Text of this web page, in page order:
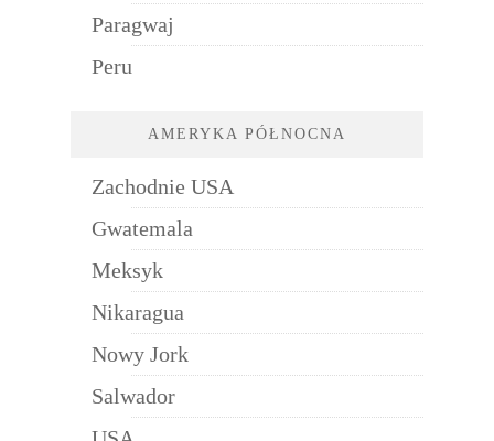
Paragwaj
Peru
AMERYKA PÓŁNOCNA
Zachodnie USA
Gwatemala
Meksyk
Nikaragua
Nowy Jork
Salwador